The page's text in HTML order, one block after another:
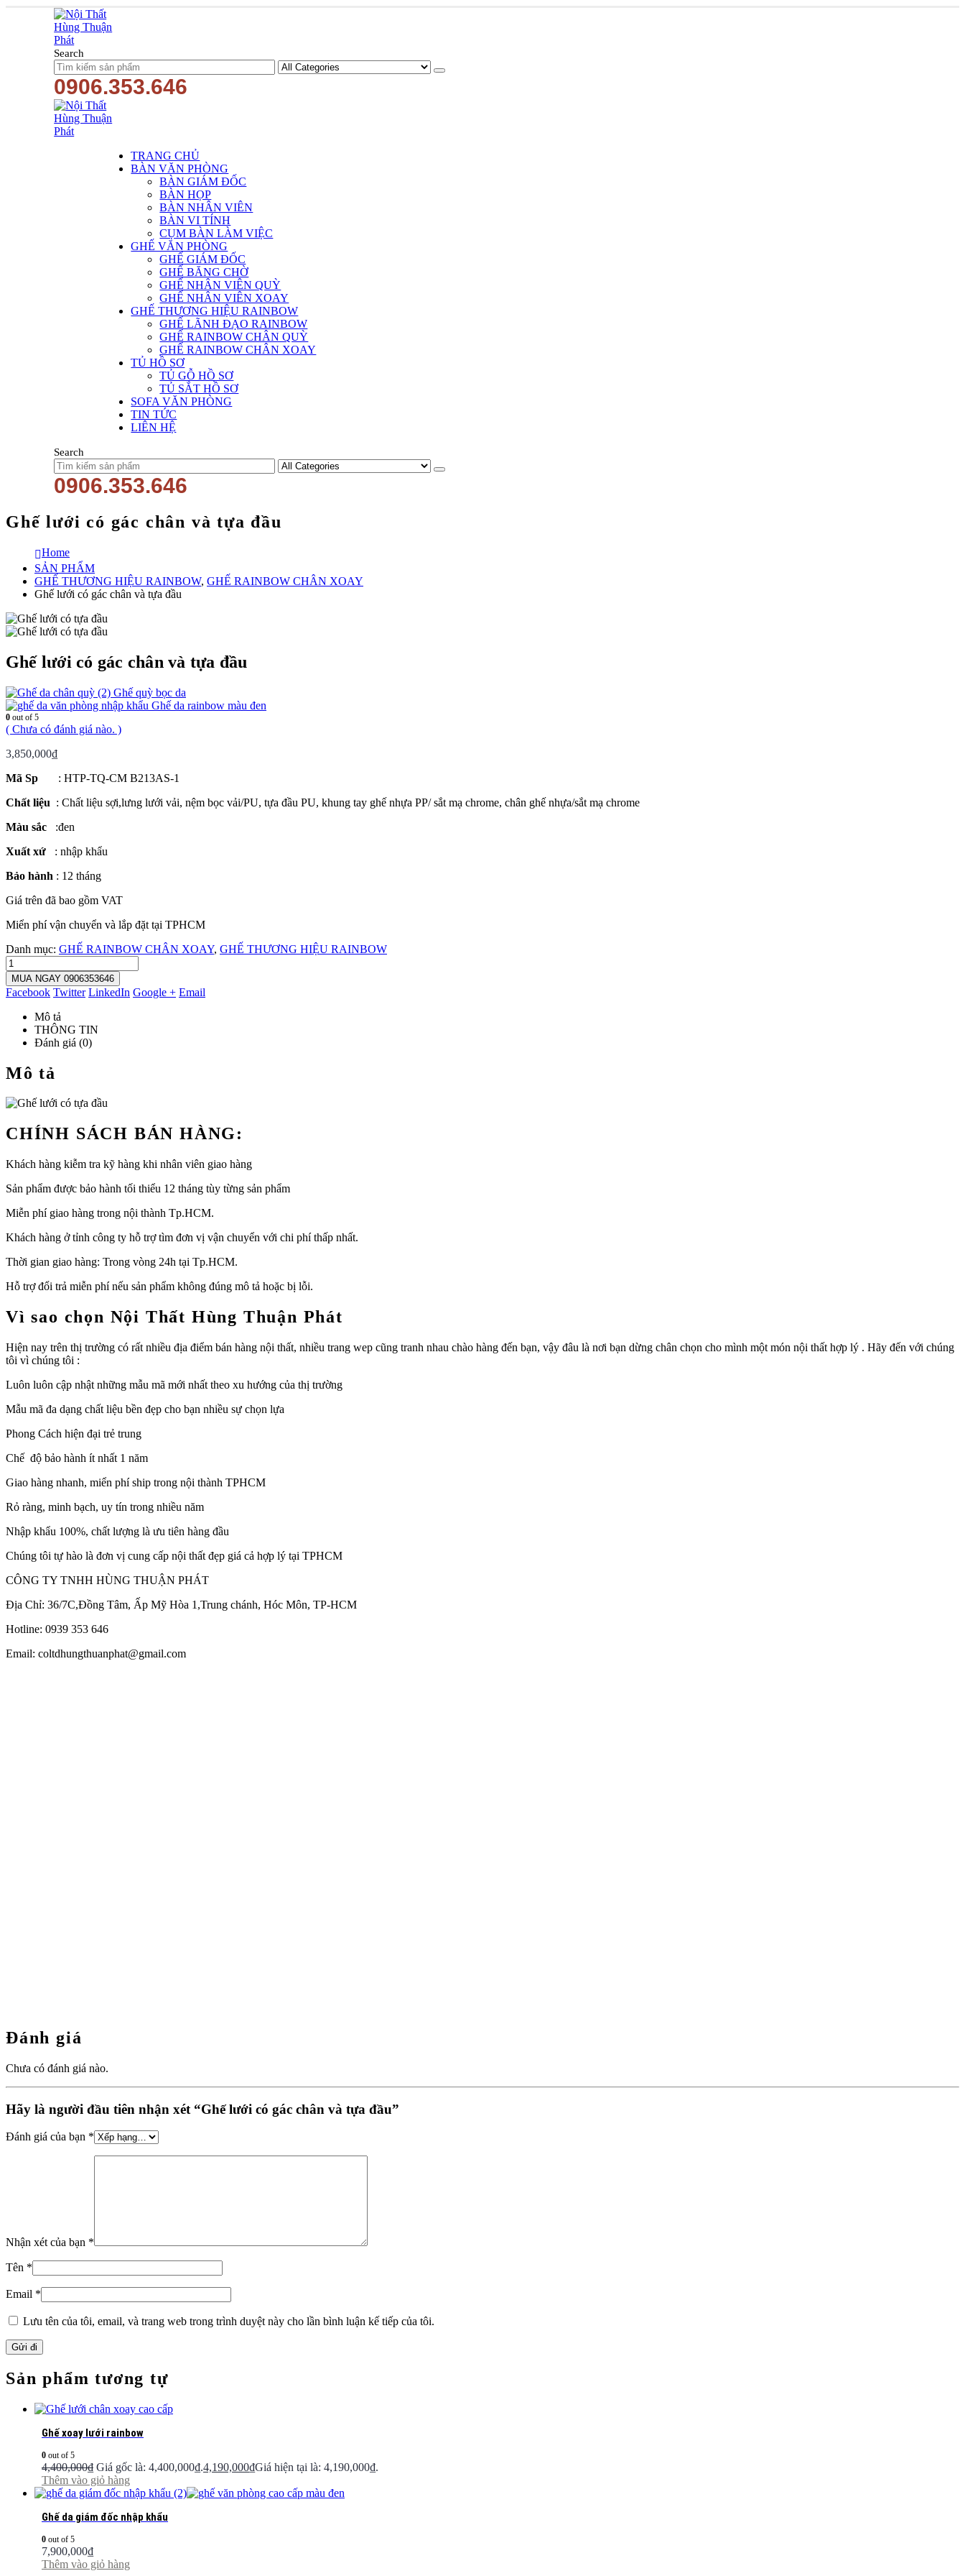
Search
0906.353.646
TRANG CHỦ
BÀN VĂN PHÒNG
BÀN GIÁM ĐỐC
BÀN HỌP
BÀN NHÂN VIÊN
BÀN VI TÍNH
CỤM BÀN LÀM VIỆC
GHẾ VĂN PHÒNG
GHẾ GIÁM ĐỐC
GHẾ BĂNG CHỜ
GHẾ NHÂN VIÊN QUỲ
GHẾ NHÂN VIÊN XOAY
GHẾ THƯƠNG HIỆU RAINBOW
GHẾ LÃNH ĐẠO RAINBOW
GHẾ RAINBOW CHÂN QUỲ
GHẾ RAINBOW CHÂN XOAY
TỦ HỒ SƠ
TỦ GỖ HỒ SƠ
TỦ SẮT HỒ SƠ
SOFA VĂN PHÒNG
TIN TỨC
LIÊN HỆ
Search
0906.353.646
Ghế lưới có gác chân và tựa đầu
Home
SẢN PHẨM
GHẾ THƯƠNG HIỆU RAINBOW, GHẾ RAINBOW CHÂN XOAY
Ghế lưới có gác chân và tựa đầu
Ghế lưới có gác chân và tựa đầu
Ghế quỳ bọc da
Ghế da rainbow màu đen
0 out of 5
( Chưa có đánh giá nào. )
3,850,000₫
Mã Sp : HTP-TQ-CM B213AS-1
Chất liệu : Chất liệu sợi,lưng lưới vải, nệm bọc vải/PU, tựa đầu PU, khung tay ghế nhựa PP/ sắt mạ chrome, chân ghế nhựa/sắt mạ chrome
Màu sắc :đen
Xuất xứ : nhập khẩu
Bảo hành : 12 tháng
Giá trên đã bao gồm VAT
Miển phí vận chuyển và lắp đặt tại TPHCM
Danh mục: GHẾ RAINBOW CHÂN XOAY, GHẾ THƯƠNG HIỆU RAINBOW
MUA NGAY 0906353646
Facebook Twitter LinkedIn Google + Email
Mô tả
THÔNG TIN
Đánh giá (0)
Mô tả
CHÍNH SÁCH BÁN HÀNG:
Khách hàng kiễm tra kỹ hàng khi nhân viên giao hàng
Sản phẩm được bảo hành tối thiểu 12 tháng tùy từng sản phẩm
Miễn phí giao hàng trong nội thành Tp.HCM.
Khách hàng ở tỉnh công ty hỗ trợ tìm đơn vị vận chuyển với chi phí thấp nhất.
Thời gian giao hàng: Trong vòng 24h tại Tp.HCM.
Hỗ trợ đổi trả miễn phí nếu sản phẩm không đúng mô tả hoặc bị lỗi.
Vì sao chọn Nội Thất Hùng Thuận Phát
Hiện nay trên thị trường có rất nhiều địa điểm bán hàng nội thất, nhiều trang wep cũng tranh nhau chào hàng đến bạn, vậy đâu là nơi bạn dừng chân chọn cho mình một món nội thất hợp lý . Hãy đến với chúng
tôi vì chúng tôi :
Luôn luôn cập nhật những mẫu mã mới nhất theo xu hướng của thị trường
Mẫu mã đa dạng chất liệu bền đẹp cho bạn nhiều sự chọn lựa
Phong Cách hiện đại trẻ trung
Chế độ bảo hành ít nhất 1 năm
Giao hàng nhanh, miển phí ship trong nội thành TPHCM
Rỏ ràng, minh bạch, uy tín trong nhiều năm
Nhập khẩu 100%, chất lượng là ưu tiên hàng đầu
Chúng tôi tự hào là đơn vị cung cấp nội thất đẹp giá cả hợp lý tại TPHCM
CÔNG TY TNHH HÙNG THUẬN PHÁT
Địa Chỉ: 36/7C,Đồng Tâm, Ấp Mỹ Hòa 1,Trung chánh, Hóc Môn, TP-HCM
Hotline: 0939 353 646
Email: coltdhungthuanphat@gmail.com
Đánh giá
Chưa có đánh giá nào.
Hãy là người đầu tiên nhận xét “Ghế lưới có gác chân và tựa đầu”
Đánh giá của bạn *
Nhận xét của bạn *
Tên *
Email *
Lưu tên của tôi, email, và trang web trong trình duyệt này cho lần bình luận kế tiếp của tôi.
Sản phẩm tương tự
Ghế xoay lưới rainbow
0 out of 5
4,400,000₫ Giá gốc là: 4,400,000₫.4,190,000₫Giá hiện tại là: 4,190,000₫.
Thêm vào giỏ hàng
Ghế da giám đốc nhập khẩu
0 out of 5
7,900,000₫
Thêm vào giỏ hàng